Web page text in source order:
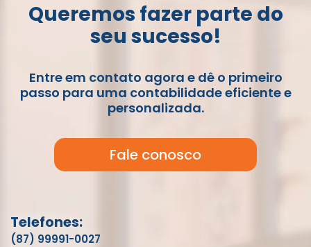
Queremos fazer parte do
seu sucesso!
Entre em contato agora e dê o primeiro
passo para uma contabilidade eficiente e
personalizada.
Fale conosco
Telefones:
(87) 99991-0027